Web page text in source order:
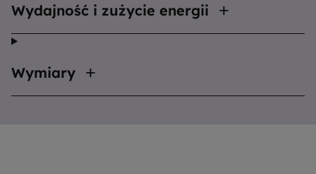
Wydajność i zużycie energii
Wymiary